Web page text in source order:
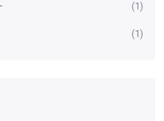
(1)
(1)